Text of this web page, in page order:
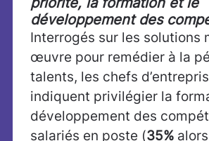
développement des
Interrogés sur les solutions
œuvre pour remédier à la
talents, les chefs
indiquent privilégier la
développement des
salariés en poste (35%